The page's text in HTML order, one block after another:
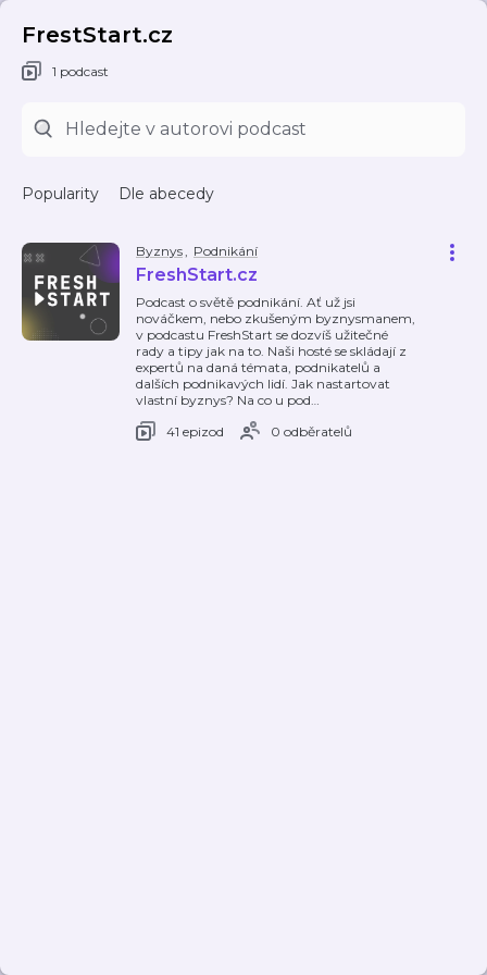
FrestStart.cz
1 podcast
Popularity Dle abecedy
Byznys, Podnikání
FreshStart.cz
Podcast o světě podnikání. Ať už jsi
nováčkem, nebo zkušeným byznysmanem,
v podcastu FreshStart se dozvíš užitečné
rady a tipy jak na to. Naši hosté se skládají z
expertů na daná témata, podnikatelů a
dalších podnikavých lidí. Jak nastartovat
vlastní byznys? Na co u pod…
41 epizod
0 odběratelů